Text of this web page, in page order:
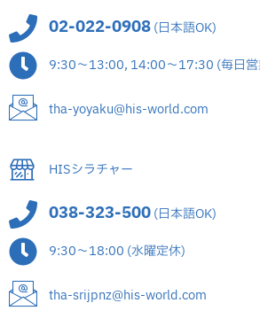
02-022-0908(日本語OK)
9:30～13:00, 14:00～17:30 (毎日営
tha-yoyaku@his-world.com
HISシラチャー
038-323-500(日本語OK)
9:30～18:00 (水曜定休)
tha-srijpnz@his-world.com